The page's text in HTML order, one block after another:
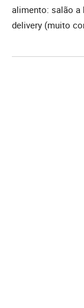
alimento: salão a
delivery (muito